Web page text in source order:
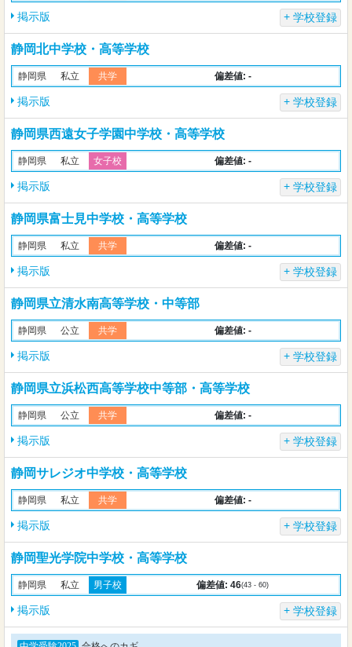
掲示版 学校登録
静岡北中学校・高等学校
静岡県 私立 共学 偏差値: -
掲示版 学校登録
静岡県西遠女子学園中学校・高等学校
静岡県 私立 女子校 偏差値: -
掲示版 学校登録
静岡県富士見中学校・高等学校
静岡県 私立 共学 偏差値: -
掲示版 学校登録
静岡県立清水南高等学校・中等部
静岡県 公立 共学 偏差値: -
掲示版 学校登録
静岡県立浜松西高等学校中等部・高等学校
静岡県 公立 共学 偏差値: -
掲示版 学校登録
静岡サレジオ中学校・高等学校
静岡県 私立 共学 偏差値: -
掲示版 学校登録
静岡聖光学院中学校・高等学校
静岡県 私立 男子校 偏差値: 46(43 - 60)
掲示版 学校登録